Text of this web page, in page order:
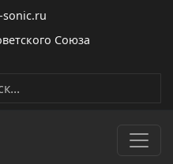
sonic.ru
Союза